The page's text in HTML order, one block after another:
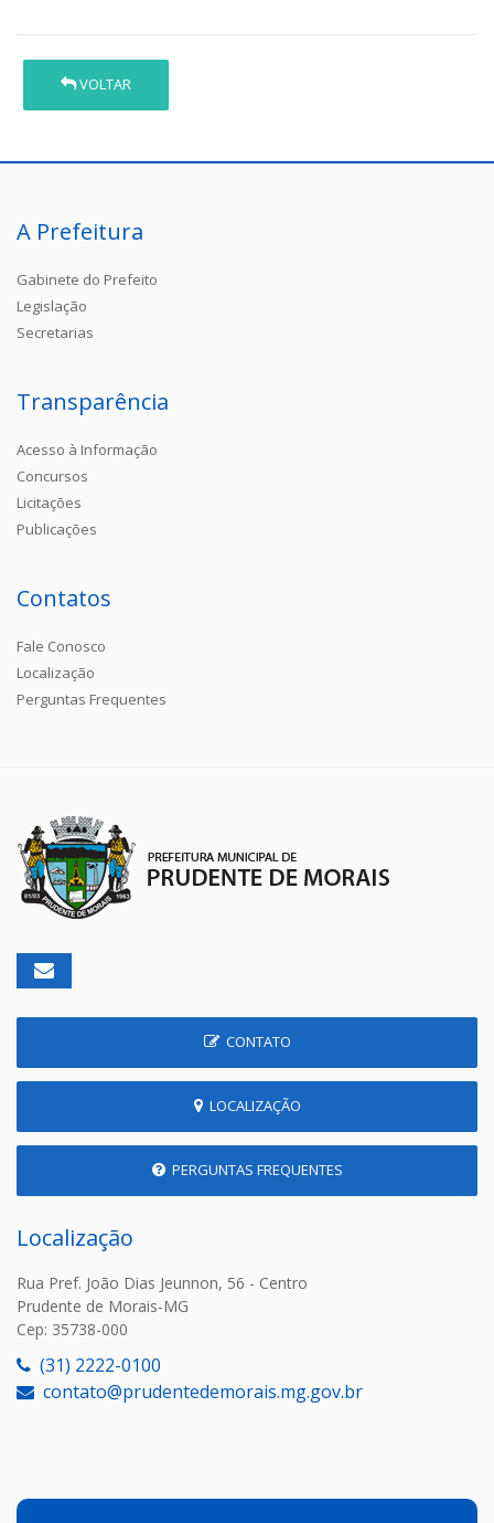
VOLTAR
A Prefeitura
Gabinete do Prefeito
Legislação
Secretarias
Transparência
Acesso à Informação
Concursos
Licitações
Publicações
Contatos
Fale Conosco
Localização
Perguntas Frequentes
CONTATO
LOCALIZAÇÃO
PERGUNTAS FREQUENTES
Localização
Rua Pref. João Dias Jeunnon, 56 - Centro
Prudente de Morais-MG
Cep: 35738-000
(31) 2222-0100
contato@prudentedemorais.mg.gov.br